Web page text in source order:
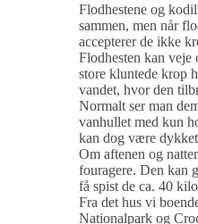
Flodhestene og
sammen, men når
accepterer de ikke
Flodhesten kan veje
store kluntede krop
vandet, hvor den
Normalt ser man
vanhullet med kun
kan dog være
Om aftenen og
fouragere. Den kan
få spist de ca. 40
Fra det hus vi
Nationalpark og